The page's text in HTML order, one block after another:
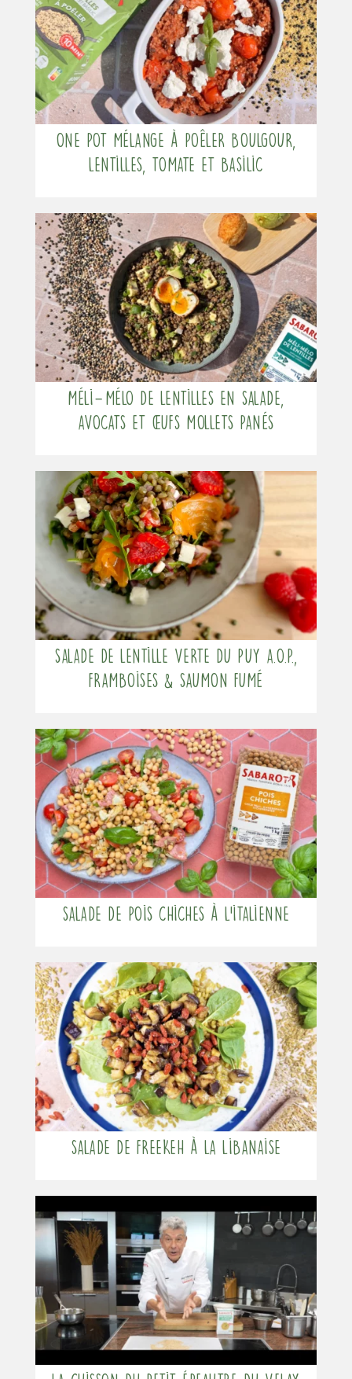
One pot mélange à poêler boulgour,
lentilles, tomate et basilic
Méli-Mélo de lentilles en salade,
avocats et œufs mollets panés
Salade de lentille verte du Puy a.O.P.,
framboises & saumon fumé
Salade de pois chiches à l’italienne
Salade de freekeh à la Libanaise